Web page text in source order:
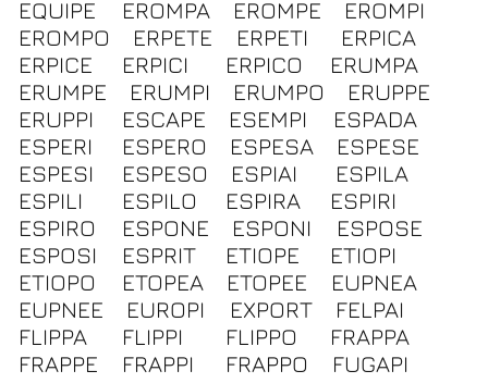
EQUIPE
EROMPA EROMPE
EROMPI
EROMPO
ERPETE ERPETI
ERPICA
ERPICE
ERPICI ERPICO
ERUMPA
ERUMPE
ERUMPI ERUMPO
ERUPPE
ERUPPI
ESCAPE ESEMPI
ESPADA
ESPERI
ESPERO ESPESA
ESPESE
ESPESI
ESPESO ESPIAI
ESPILA
ESPILI
ESPILO ESPIRA
ESPIRI
ESPIRO
ESPONE ESPONI
ESPOSE
ESPOSI
ESPRIT ETIOPE
ETIOPI
ETIOPO
ETOPEA ETOPEE
EUPNEA
EUPNEE
EUROPI EXPORT
FELPAI
FLIPPA
FLIPPI FLIPPO
FRAPPA
FRAPPE
FRAPPI FRAPPO
FUGAPI